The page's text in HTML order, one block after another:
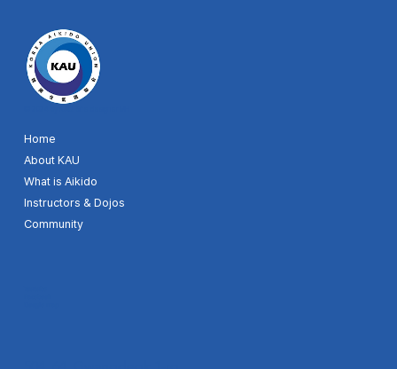
Home
About KAU
What is Aikido
Instructors & Dojos
Community